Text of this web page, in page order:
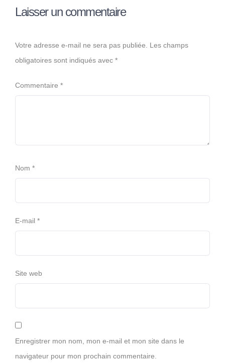
Laisser un commentaire
Votre adresse e-mail ne sera pas publiée. Les champs
obligatoires sont indiqués avec *
Commentaire *
Nom *
E-mail *
Site web
Enregistrer mon nom, mon e-mail et mon site dans le
navigateur pour mon prochain commentaire.